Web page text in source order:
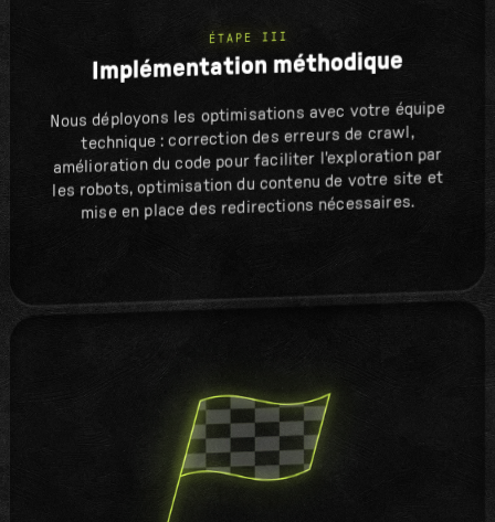
ÉTAPE III
Implémentation méthodique
Nous déployons les optimisations avec votre équipe
technique : correction des erreurs de crawl,
amélioration du code pour faciliter l'exploration par
les robots, optimisation du contenu de votre site et
mise en place des redirections nécessaires.